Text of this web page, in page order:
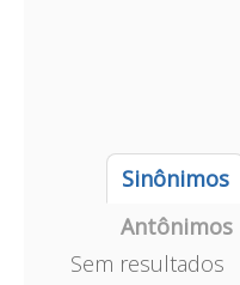
Sinônimos
Antônimos
Sem resultados